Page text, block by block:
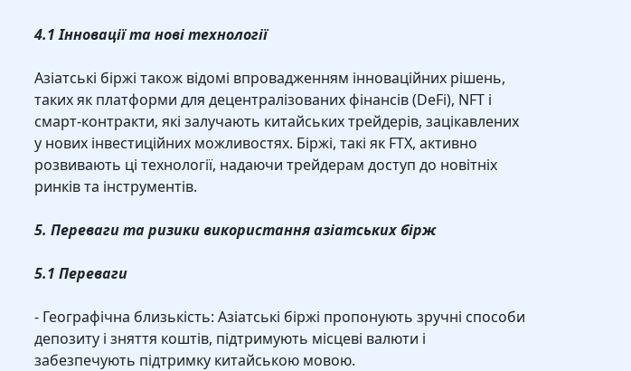
4.1 Інновації та нові технології
Азіатські біржі також відомі впровадженням інноваційних рішень,
таких як платформи для децентралізованих фінансів (DeFi), NFT і
смарт-контракти, які залучають китайських трейдерів, зацікавлених
у нових інвестиційних можливостях. Біржі, такі як FTX, активно
розвивають ці технології, надаючи трейдерам доступ до новітніх
ринків та інструментів.
5. Переваги та ризики використання азіатських бірж
5.1 Переваги
- Географічна близькість: Азіатські біржі пропонують зручні способи
депозиту і зняття коштів, підтримують місцеві валюти і
забезпечують підтримку китайською мовою.